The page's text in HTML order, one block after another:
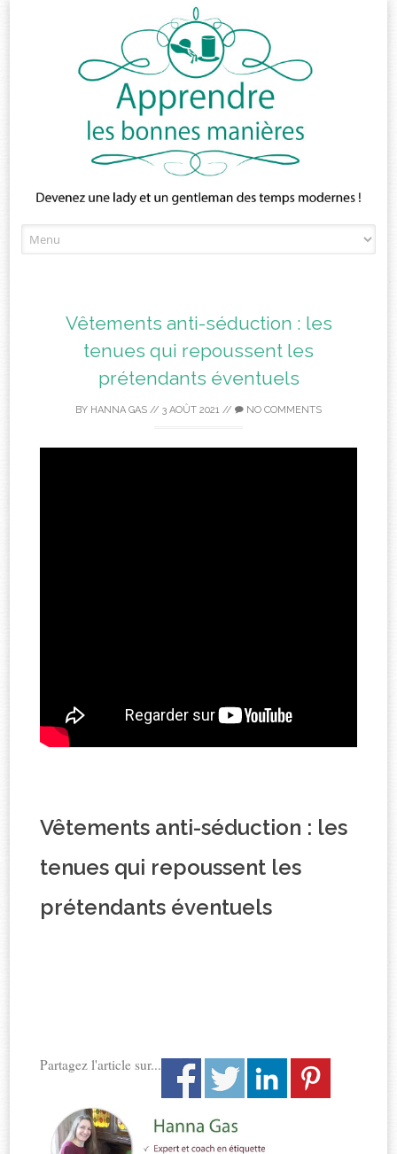
to
Vêtements anti-séduction : les
tenues qui repoussent les
prétendants éventuels
BY HANNA GAS // 3 AOÛT 2021 // NO COMMENTS
Vêtements anti-séduction : les
tenues qui repoussent les
prétendants éventuels
Partagez l'article sur...